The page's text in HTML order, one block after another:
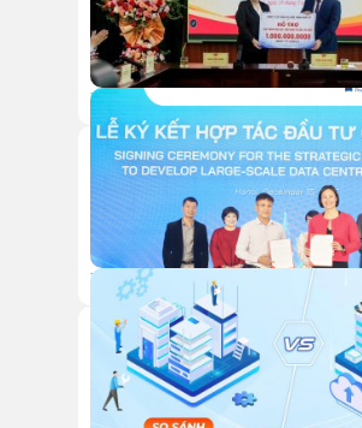
18/05/2026
HITC TRAO TẶNG 1 TỶ ĐỒNG HỖ TRỢ
CỨU KHOA HỌC CỦA VUSTA
18/12/2025
HỘI NGHỊ KHÁCH HÀNG HITC 2025 –
HÀNH, VƯƠN XA CÙNG HẠ TẦNG XANH